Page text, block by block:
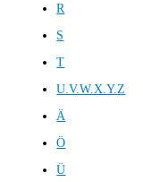
R
S
T
U.V.W.X.Y.Z
Ä
Ö
Ü